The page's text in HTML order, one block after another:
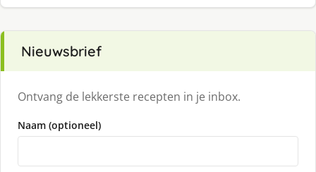
Nieuwsbrief
Ontvang de lekkerste recepten in je inbox.
Naam (optioneel)